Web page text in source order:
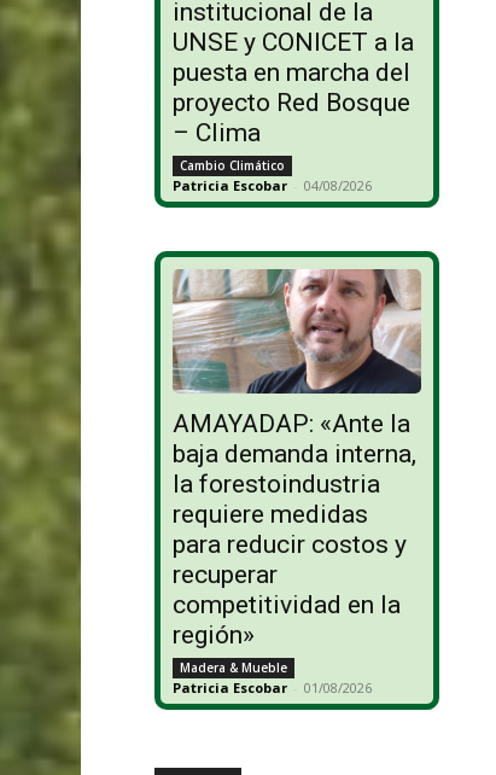
institucional de la
UNSE y CONICET a la
puesta en marcha del
proyecto Red Bosque
– Clima
Cambio Climático
Patricia Escobar - 04/08/2026
AMAYADAP: «Ante la
baja demanda interna,
la forestoindustria
requiere medidas
para reducir costos y
recuperar
competitividad en la
región»
Madera & Mueble
Patricia Escobar - 01/08/2026